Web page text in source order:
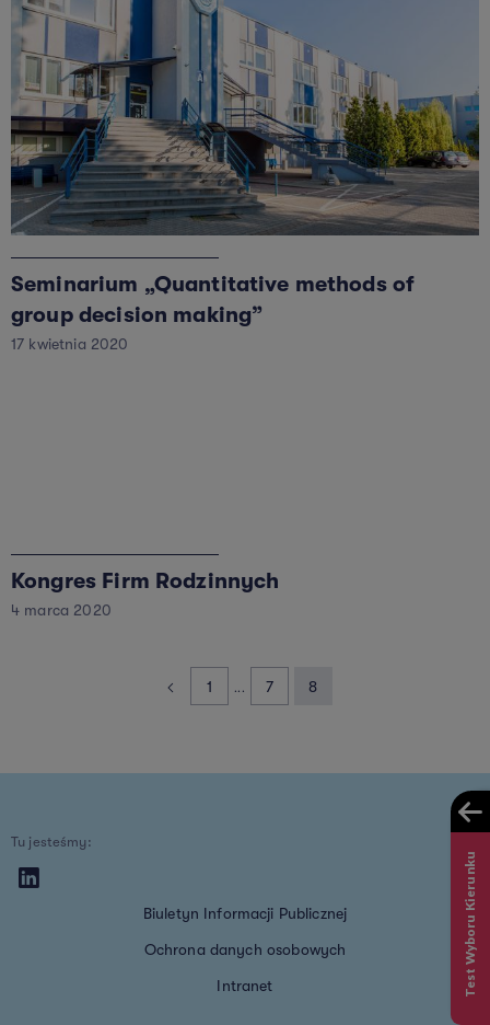
Seminarium „Quantitative methods of
group decision making”
17 kwietnia 2020
Kongres Firm Rodzinnych
4 marca 2020
Strona
1 ... Bieżąca
7 Bieżąca
8
Tu jesteśmy:
Biuletyn Informacji Publicznej
Ochrona danych osobowych
Intranet Test Wyboru Kierunku